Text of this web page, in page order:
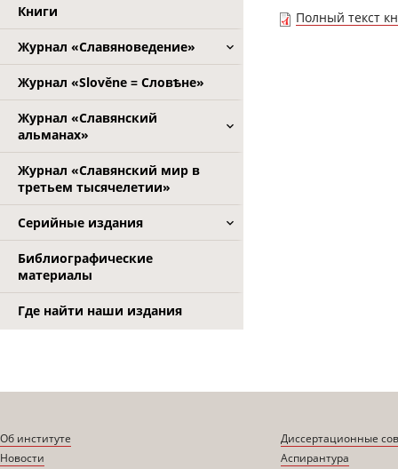
Книги
Журнал «Славяноведение»
Журнал «Slověne = Словѣне»
Журнал «Славянский
альманах»
Журнал «Славянский мир в
третьем тысячелетии»
Серийные издания
Библиографические
материалы
Где найти наши издания
Полный текст
Об институте
Новости
Диссертационные
Аспирантура